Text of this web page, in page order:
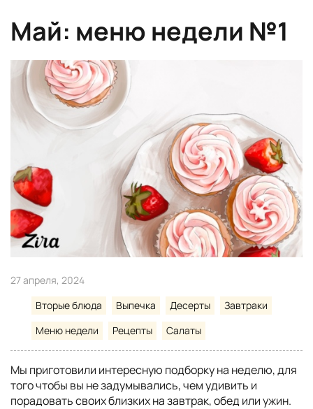
Май: меню недели №1
27 апреля, 2024
Вторые блюда
Выпечка Десерты
Завтраки
Меню недели
Рецепты Салаты
Мы приготовили интересную подборку на неделю, для
того чтобы вы не задумывались, чем удивить и
порадовать своих близких на завтрак, обед или ужин.